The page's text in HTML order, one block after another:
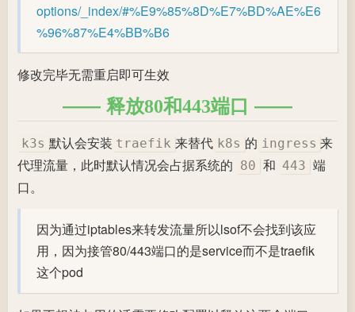
options/_index/#%E9%85%8D%E7%BD%AE%E6
%96%87%E4%BB%B6
修改完毕无需重启即可生效
释放80和443端口
k3s 默认会安装 traefik 来替代 k8s 的 ingress 来
代理流量，此时默认情况会占据系统的 80 和 443 端
口。
因为通过iptables来转发流量所以lsof不会找到该应
用，因为接管80/443端口的是service而不是traefik
这个pod